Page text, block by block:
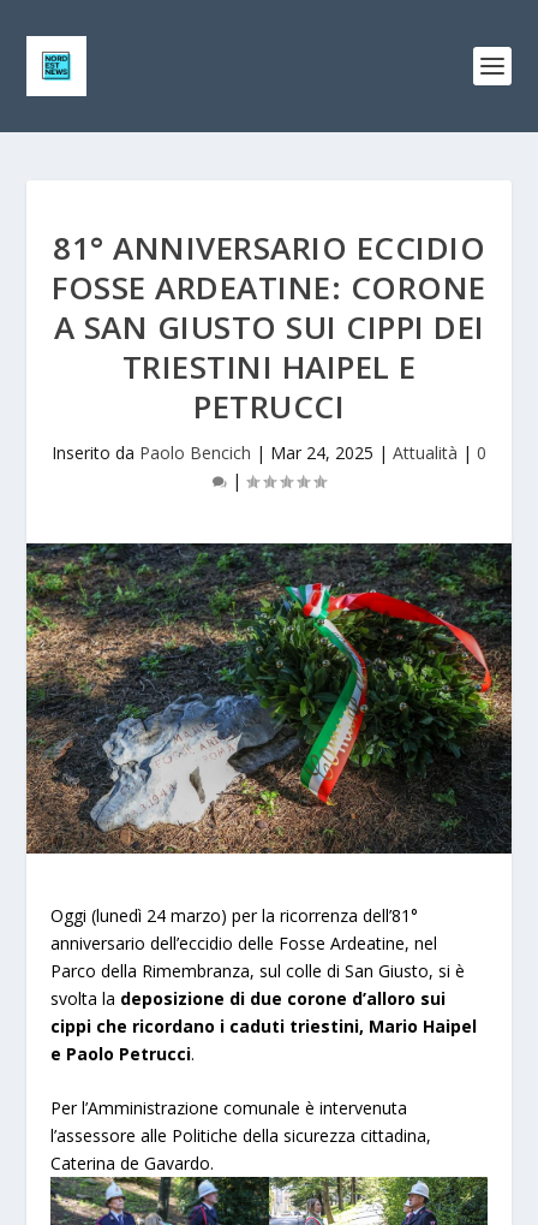
81° ANNIVERSARIO ECCIDIO
FOSSE ARDEATINE: CORONE
A SAN GIUSTO SUI CIPPI DEI
TRIESTINI HAIPEL E
PETRUCCI
Inserito da Paolo Bencich | Mar 24, 2025 | Attualità | 0
|
Oggi (lunedì 24 marzo) per la ricorrenza dell’81°
anniversario dell’eccidio delle Fosse Ardeatine, nel
Parco della Rimembranza, sul colle di San Giusto, si è
svolta la deposizione di due corone d’alloro sui
cippi che ricordano i caduti triestini, Mario Haipel
e Paolo Petrucci.
Per l’Amministrazione comunale è intervenuta
l’assessore alle Politiche della sicurezza cittadina,
Caterina de Gavardo.